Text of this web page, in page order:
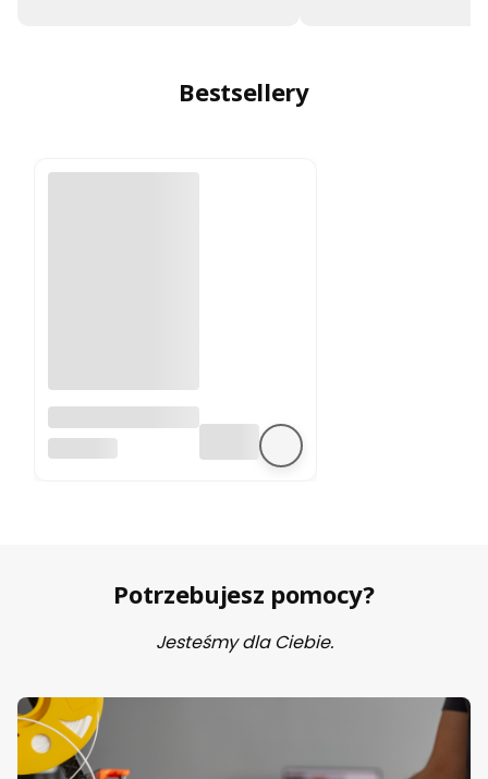
Bestsellery
A4988 sterownik
silnika krokowego
Potrzebujesz pomocy?
Jesteśmy dla Ciebie.